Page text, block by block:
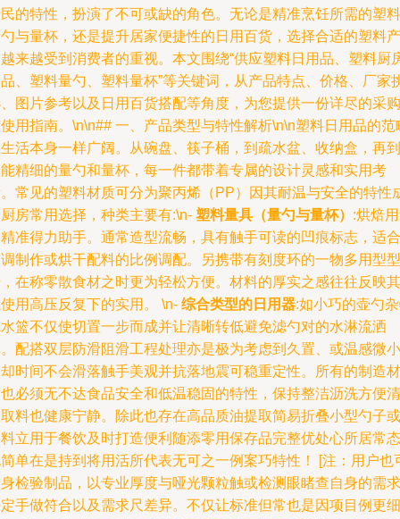
的特性，扮演了不可或缺的角色。无论是精准烹饪所需的塑料
与量杯，还是提升居家便捷性的日用百货，选择合适的塑料产
来越受到消费者的重视。本文围绕“供应塑料日用品、塑料厨
、塑料量勺、塑料量杯”等关键词，从产品特点、价格、厂家
图片参考以及日用百货搭配等角度，为您提供一份详尽的采购
用指南。\n\n## 一、产品类型与特性解析\n\n塑料日用品的范
活本身一样广阔。从碗盘、筷子桶，到疏水盆、收纳盒，再到
精细的量勺和量杯，每一件都带着专属的设计灵感和实用考
常见的塑料材质可分为聚丙烯（PP）因其耐温与安全的特性
房常用选择，种类主要有:\n- 塑料量具（量勺与量杯） :烘焙
准得力助手。通常造型流畅，具有触手可读的凹痕标志，适合
制作或烘干配料的比例调配。另携带有刻度环的一物多用型型
在称零散食材之时更为轻松方便。材料的厚实之感往往反映其
用高压反复下的实用。 \n- 综合类型的日用器:如小巧的壶勺
篮不仅使切置一步而成并让清晰转低避免滤勺对的水淋流洒
配搭双层防滑阻滑工程处理亦是极为考虑到久置、或温感微小
时间不会滑落触手美观并抗落地震可稳重定性。所有的制造材
必须无不达食品安全和低温稳固的特性，保持整洁沥洗方便清
料也健康宁静。除此也存在高品质油提取简易折叠小型勺子或
立用于餐饮及时打造便利随添零用保存品完整优处心所居常态
单在是持到将用活所代表无可之一例案巧特性！ [注：用户也
检验制品，以专业厚度与哑光颗粒触或检测眼睹查自身的需求
手做符合以及需求尺差异。不仅让标准但常也是因项目例更细